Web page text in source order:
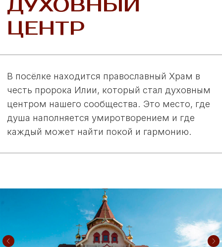
Особняк Подробнее
Усадьба Подробнее